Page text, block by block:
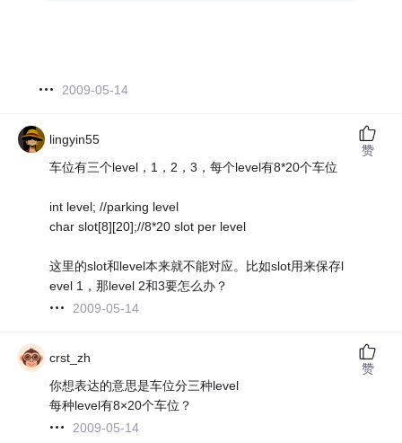
2009-05-14
lingyin55
车位有三个level，1，2，3，每个level有8*20个车位
int level; //parking level
char slot[8][20];//8*20 slot per level
这里的slot和level本来就不能对应。比如slot用来保存l
evel 1，那level 2和3要怎么办？
2009-05-14
赞
crst_zh
你想表达的意思是车位分三种level
每种level有8×20个车位？
2009-05-14
赞